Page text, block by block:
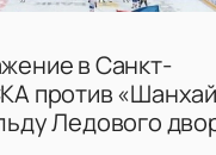
в Санкт-
против
Ледового